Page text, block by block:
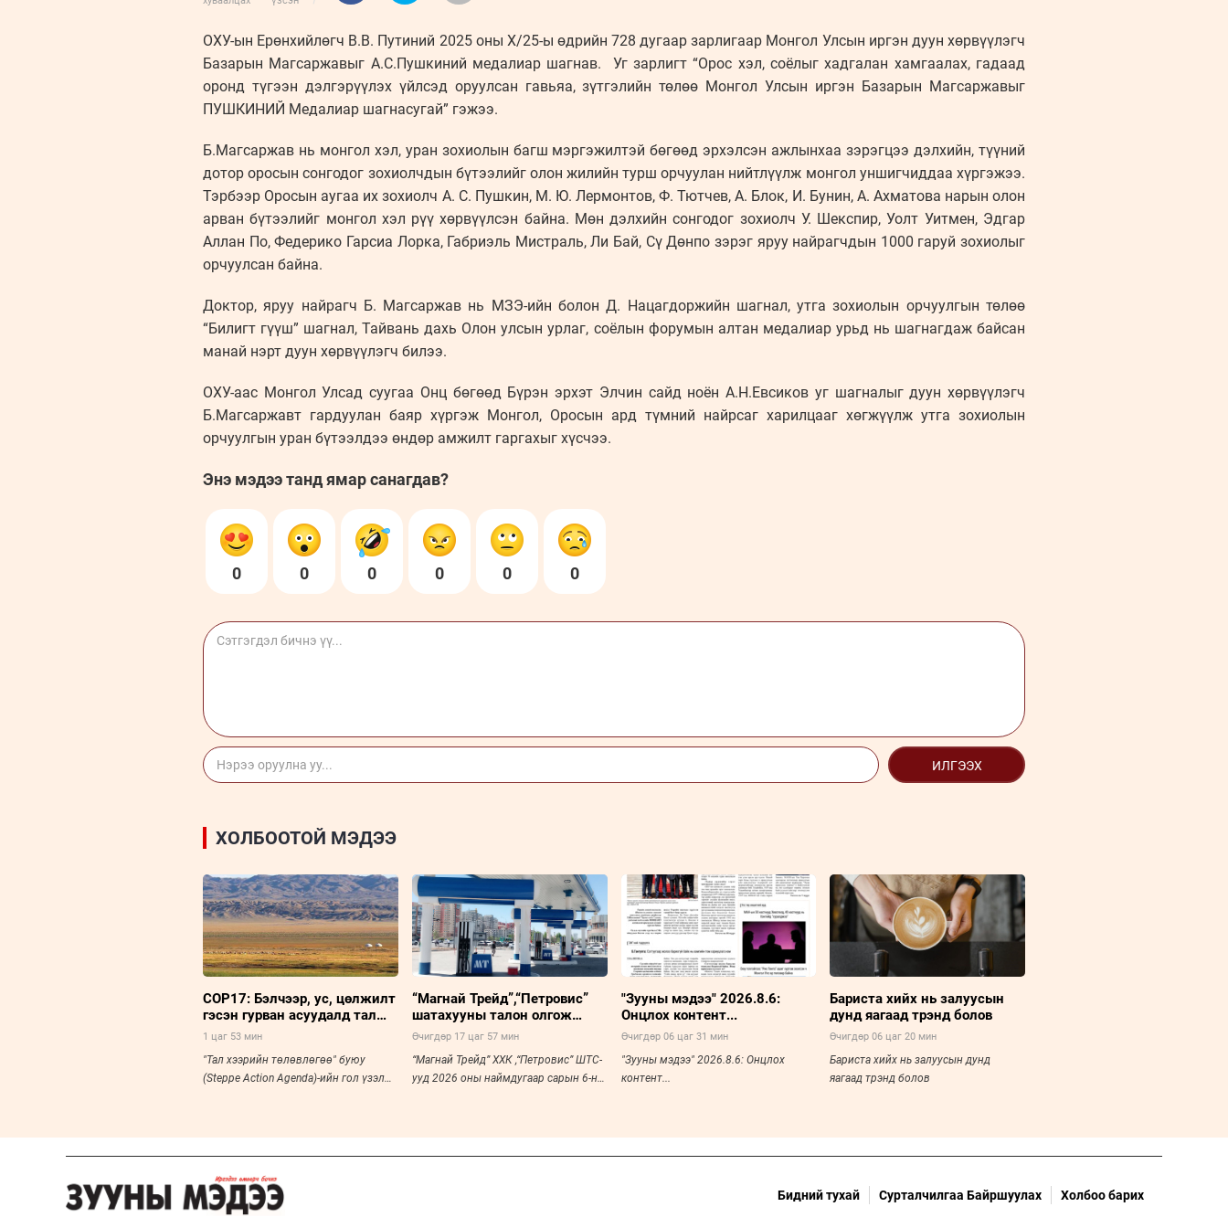
ОХУ-ын Ерөнхийлөгч В.В. Путиний 2025 оны Х/25-ы өдрийн 728 дугаар зарлигаар Монгол Улсын иргэн дуун хөрвүүлэгч
Базарын Магсаржавыг А.С.Пушкиний медалиар шагнав. Уг зарлигт “Орос хэл, соёлыг хадгалан хамгаалах, гадаад
оронд түгээн дэлгэрүүлэх үйлсэд оруулсан гавьяа, зүтгэлийн төлөө Монгол Улсын иргэн Базарын Магсаржавыг
ПУШКИНИЙ Медалиар шагнасугай” гэжээ.
Б.Магсаржав нь монгол хэл, уран зохиолын багш мэргэжилтэй бөгөөд эрхэлсэн ажлынхаа зэрэгцээ дэлхийн, түүний
дотор оросын сонгодог зохиолчдын бүтээлийг олон жилийн турш орчуулан нийтлүүлж монгол уншигчиддаа хүргэжээ.
Тэрбээр Оросын аугаа их зохиолч А. С. Пушкин, М. Ю. Лермонтов, Ф. Тютчев, А. Блок, И. Бунин, А. Ахматова нарын олон
арван бүтээлийг монгол хэл рүү хөрвүүлсэн байна. Мөн дэлхийн сонгодог зохиолч У. Шекспир, Уолт Уитмен, Эдгар
Аллан По, Федерико Гарсиа Лорка, Габриэль Мистраль, Ли Бай, Сү Дөнпо зэрэг яруу найрагчдын 1000 гаруй зохиолыг
орчуулсан байна.
Доктор, яруу найрагч Б. Магсаржав нь МЗЭ-ийн болон Д. Нацагдоржийн шагнал, утга зохиолын орчуулгын төлөө
“Билигт гүүш” шагнал, Тайвань дахь Олон улсын урлаг, соёлын форумын алтан медалиар урьд нь шагнагдаж байсан
манай нэрт дуун хөрвүүлэгч билээ.
ОХУ-аас Монгол Улсад суугаа Онц бөгөөд Бүрэн эрхэт Элчин сайд ноён А.Н.Евсиков уг шагналыг дуун хөрвүүлэгч
Б.Магсаржавт гардуулан баяр хүргэж Монгол, Оросын ард түмний найрсаг харилцааг хөгжүүлж утга зохиолын
орчуулгын уран бүтээлдээ өндөр амжилт гаргахыг хүсчээ.
Энэ мэдээ танд ямар санагдав?
0 0 0 0 0 0
ИЛГЭЭХ
ХОЛБООТОЙ МЭДЭЭ
COP17: Бэлчээр, ус, цөлжилт
гэсэн гурван асуудалд тал
хээрийн төлөвлөгөө төвлөрч
1 цаг 53 мин
"Тал хээрийн төлөвлөгөө" буюу
(Steppe Action Agenda)-ийн гол үзэл
“Магнай Трейд”,“Петровис”
шатахууны талон олгож
эхэллээ
Өчигдөр 17 цаг 57 мин
“Магнай Трейд” ХХК ,“Петровис” ШТС-
ууд 2026 оны наймдугаар сарын 6-ны
"Зууны мэдээ" 2026.8.6:
Онцлох контент...
Өчигдөр 06 цаг 31 мин
"Зууны мэдээ" 2026.8.6: Онцлох
контент...
Бариста хийх нь залуусын
дунд яагаад трэнд болов
Өчигдөр 06 цаг 20 мин
Бариста хийх нь залуусын дунд
яагаад трэнд болов
Бидний тухай Сурталчилгаа Байршуулах Холбоо барих